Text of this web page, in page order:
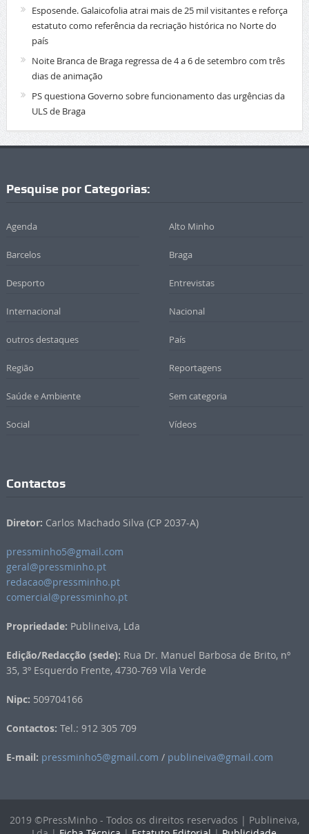
Esposende. Galaicofolia atrai mais de 25 mil visitantes e reforça
estatuto como referência da recriação histórica no Norte do
país
Noite Branca de Braga regressa de 4 a 6 de setembro com três
dias de animação
PS questiona Governo sobre funcionamento das urgências da
ULS de Braga
Pesquise por Categorias:
Agenda Alto Minho
Barcelos Braga
Desporto Entrevistas
Internacional Nacional
outros destaques País
Região Reportagens
Saúde e Ambiente Sem categoria
Social Vídeos
Contactos
Diretor: Carlos Machado Silva (CP 2037-A)
pressminho5@gmail.com
geral@pressminho.pt
redacao@pressminho.pt
comercial@pressminho.pt
Propriedade: Publineiva, Lda
Edição/Redacção (sede): Rua Dr. Manuel Barbosa de Brito, nº
35, 3º Esquerdo Frente, 4730-769 Vila Verde
Nipc: 509704166
Contactos: Tel.: 912 305 709
E-mail: pressminho5@gmail.com / publineiva@gmail.com
2019 ©PressMinho - Todos os direitos reservados | Publineiva,